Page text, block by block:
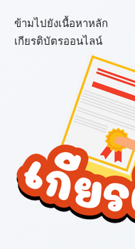
ข้ามไปยังเนื้อหาหลัก
เกียรติบัตรออนไลน์